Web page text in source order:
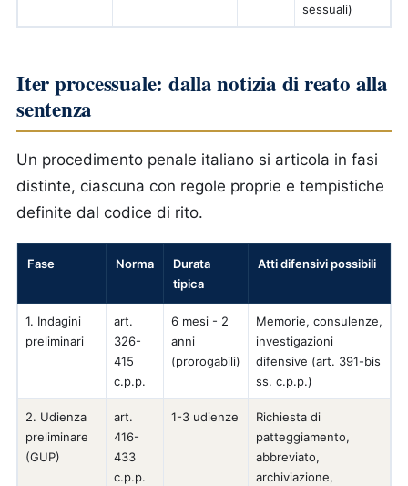
sessuali)
Iter processuale: dalla notizia di reato alla
sentenza
Un procedimento penale italiano si articola in fasi
distinte, ciascuna con regole proprie e tempistiche
definite dal codice di rito.
Fase Norma
Durata
tipica
Atti difensivi possibili
1. Indagini
preliminari
art.
326-
415
c.p.p.
6 mesi - 2
anni
(prorogabili)
Memorie, consulenze,
investigazioni
difensive (art. 391-bis
ss. c.p.p.)
2. Udienza
preliminare
(GUP)
art.
416-
433
c.p.p.
1-3 udienze
Richiesta di
patteggiamento,
abbreviato,
archiviazione,